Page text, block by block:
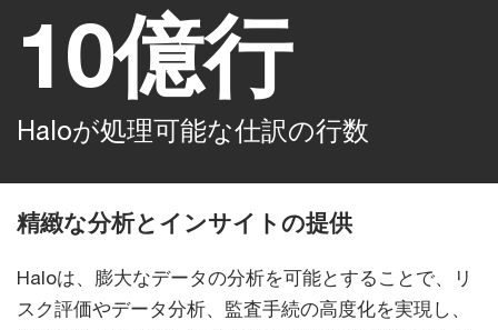
10億行
Haloが処理可能な仕訳の行数­­
精緻な分析とインサイトの提供
Haloは、膨大なデータの分析を可能とすることで、リ
スク評価やデータ分析、監査手続の高度化を実現し、